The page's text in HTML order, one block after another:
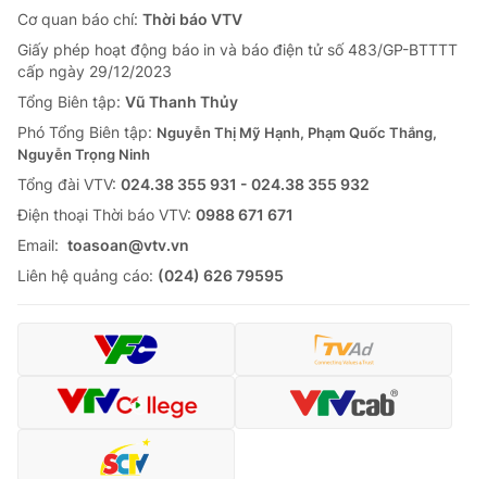
Cơ quan báo chí: Thời báo VTV
Giấy phép hoạt động báo in và báo điện tử số 483/GP-BTTTT
cấp ngày 29/12/2023
Tổng Biên tập: Vũ Thanh Thủy
Phó Tổng Biên tập: Nguyễn Thị Mỹ Hạnh, Phạm Quốc Thắng,
Nguyễn Trọng Ninh
Tổng đài VTV: 024.38 355 931 - 024.38 355 932
Ðiện thoại Thời báo VTV: 0988 671 671
Email: toasoan@vtv.vn
Liên hệ quảng cáo: (024) 626 79595